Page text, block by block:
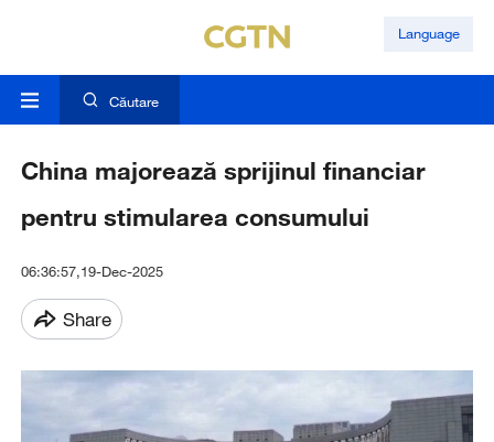
Language
Căutare
China majorează sprijinul financiar
pentru stimularea consumului
06:36:57,19-Dec-2025
Share